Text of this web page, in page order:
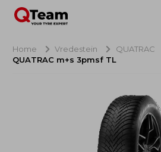
Hoeveel banden wilt u bestellen?
Totaal inclusief BTW:
Bestellen
Home Vredestein QUATRAC
QUATRAC m+s 3pmsf TL